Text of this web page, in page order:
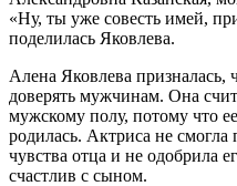
«Ну, ты уже совесть имей,
поделилась Яковлева.
Алена Яковлева призналась,
доверять мужчинам. Она
мужскому полу, потому что
родилась. Актриса не смогла
чувства отца и не одобрила
счастлив с сыном.